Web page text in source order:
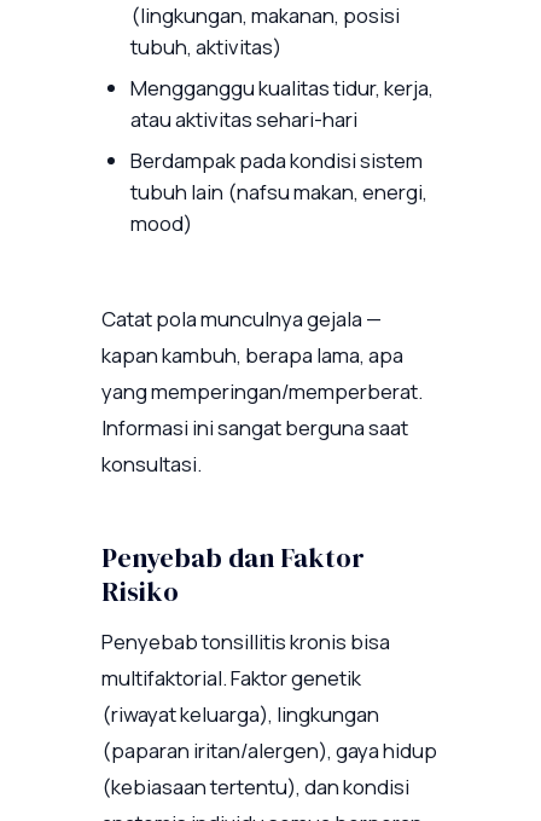
(lingkungan, makanan, posisi
tubuh, aktivitas)
Mengganggu kualitas tidur, kerja,
atau aktivitas sehari-hari
Berdampak pada kondisi sistem
tubuh lain (nafsu makan, energi,
mood)
Catat pola munculnya gejala —
kapan kambuh, berapa lama, apa
yang memperingan/memperberat.
Informasi ini sangat berguna saat
konsultasi.
Penyebab dan Faktor
Risiko
Penyebab tonsillitis kronis bisa
multifaktorial. Faktor genetik
(riwayat keluarga), lingkungan
(paparan iritan/alergen), gaya hidup
(kebiasaan tertentu), dan kondisi